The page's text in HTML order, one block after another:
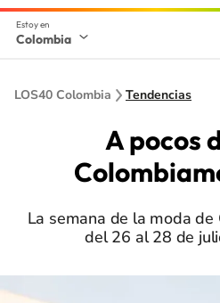
Colombia
LOS40 Colombia Tendencias
A pocos
La semana de la moda
del 26 al 28 de